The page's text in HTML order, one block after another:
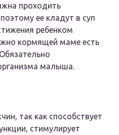
проходить
ее кладут в суп
ребенком
кормящей маме есть
малыша.
так как способствует
стимулирует